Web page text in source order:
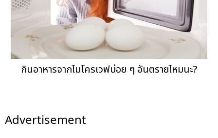
กินอาหารจากไมโครเวฟบ่อย ๆ อันตรายไหมนะ?
Advertisement